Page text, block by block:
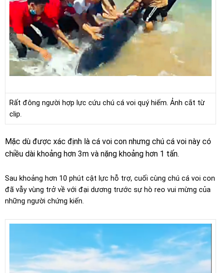
Rất đông người hợp lực cứu chú cá voi quý hiếm. Ảnh cắt từ
clip.
Mặc dù được xác định là cá voi con nhưng chú cá voi này có
chiều dài khoảng hơn 3m và nặng khoảng hơn 1 tấn.
Sau khoảng hơn 10 phút cật lực hỗ trợ, cuối cùng chú cá voi con
đã vẫy vùng trở về với đại dương trước sự hò reo vui mừng của
những người chứng kiến.